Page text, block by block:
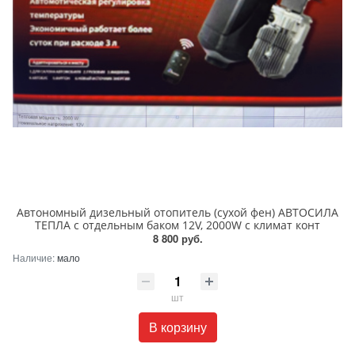
Автономный дизельный отопитель (cухой фен) АВТОСИЛА
ТЕПЛА с отдельным баком 12V, 2000W с климат конт
8 800 руб.
Наличие:мало
шт
В корзину